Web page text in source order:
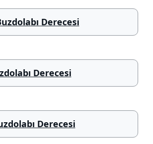
Derecesi
Derecesi
Derecesi